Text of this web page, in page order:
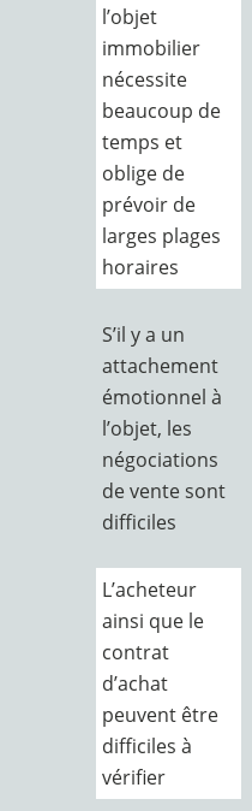
l’objet
immobilier
nécessite
beaucoup de
temps et
oblige de
prévoir de
larges plages
horaires
S’il y a un
attachement
émotionnel à
l’objet, les
négociations
de vente sont
difficiles
L’acheteur
ainsi que le
contrat
d’achat
peuvent être
difficiles à
vérifier